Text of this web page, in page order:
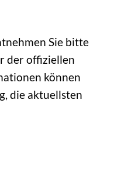
Sie bitte
der offiziellen
können
die aktuellsten